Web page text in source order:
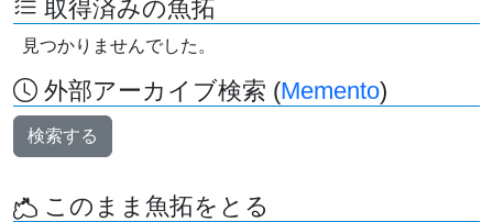
取得済みの魚拓
見つかりませんでした。
外部アーカイブ検索 (Memento)
検索する
このまま魚拓をとる